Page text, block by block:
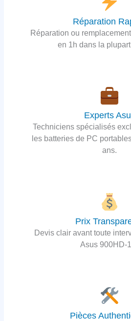
Réparation
Réparation ou
en 1h dans la
Experts
Techniciens spécialisés
les batteries de PC
ans.
Prix
Devis clair avant toute
Asus 900HD-
Pièces